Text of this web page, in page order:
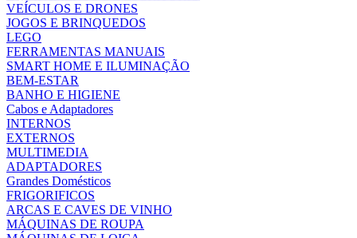
VEÍCULOS E DRONES
JOGOS E BRINQUEDOS
LEGO
FERRAMENTAS MANUAIS
SMART HOME E ILUMINAÇÃO
BEM-ESTAR
BANHO E HIGIENE
Cabos e Adaptadores
INTERNOS
EXTERNOS
MULTIMEDIA
ADAPTADORES
Grandes Domésticos
FRIGORIFICOS
ARCAS E CAVES DE VINHO
MÁQUINAS DE ROUPA